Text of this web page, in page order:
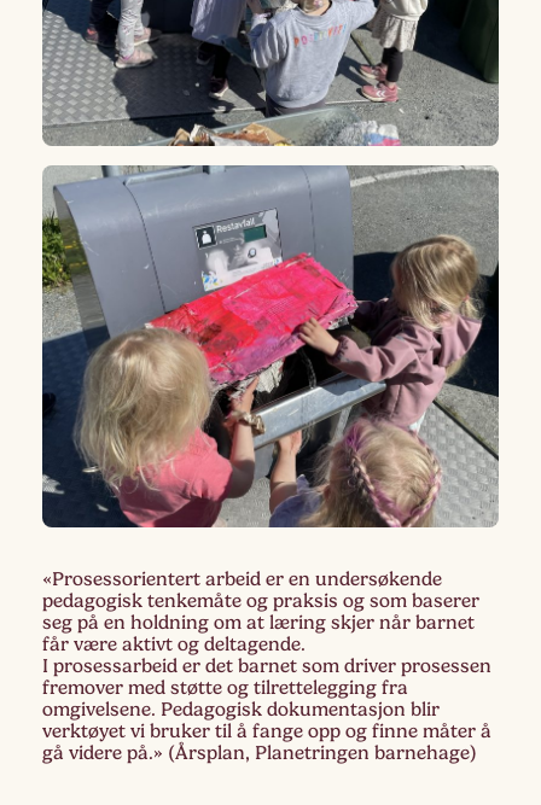
«Prosessorientert arbeid er en undersøkende
pedagogisk tenkemåte og praksis og som baserer
seg på en holdning om at læring skjer når barnet
får være aktivt og deltagende.
I prosessarbeid er det barnet som driver prosessen
fremover med støtte og tilrettelegging fra
omgivelsene. Pedagogisk dokumentasjon blir
verktøyet vi bruker til å fange opp og finne måter å
gå videre på.» (Årsplan, Planetringen barnehage)